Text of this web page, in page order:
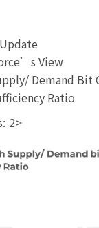
View
Demand Bit
Ratio
2>